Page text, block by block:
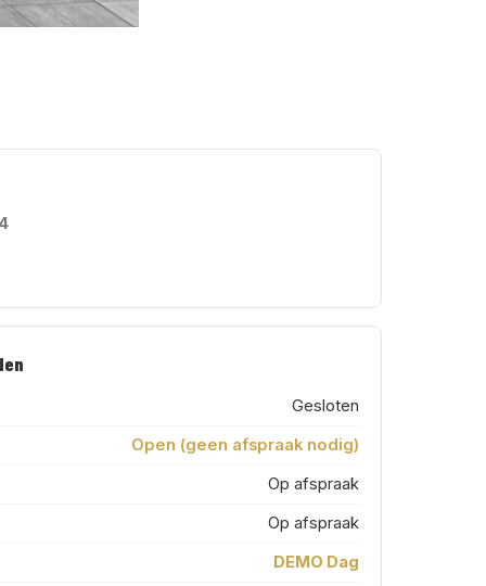
Gesloten
Open (geen afspraak nodig)
Op afspraak
Op afspraak
DEMO Dag